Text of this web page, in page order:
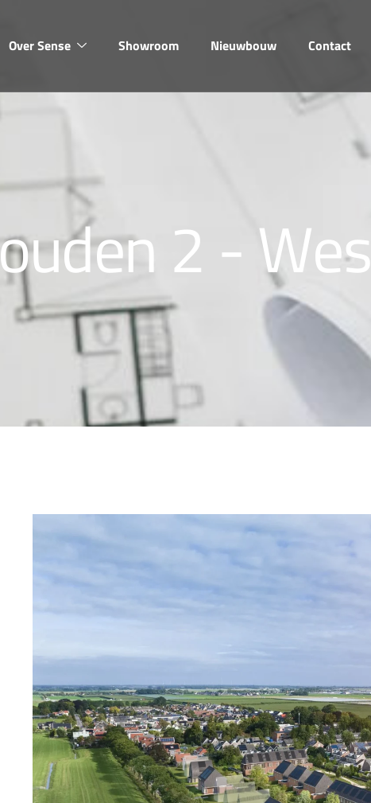
Over Sense Showroom Nieuwbouw Contact
ouden 2 -Wes